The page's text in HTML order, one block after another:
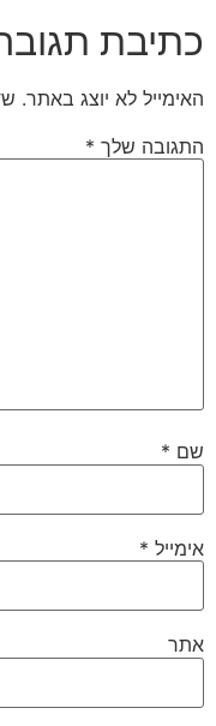
כתיבת
האימייל לא יוצג באתר.
התגובה שלך *
שם *
אימייל *
אתר